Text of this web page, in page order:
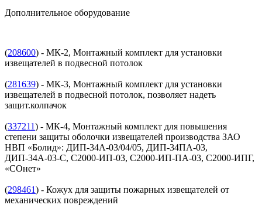
Дополнительное оборудование
(208600) - МК-2, Монтажный комплект для установки
извещателей в подвесной потолок
(281639) - МК-3, Монтажный комплект для установки
извещателей в подвесной потолок, позволяет надеть
защит.колпачок
(337211) - МК-4, Монтажный комплект для повышения
степени защиты оболочки извещателей производства ЗАО
НВП «Болид»: ДИП-34А-03/04/05, ДИП-34ПА-03,
ДИП-34А-03-C, С2000-ИП-03, С2000-ИП-ПА-03, С2000-ИПГ,
«СОнет»
(298461) - Кожух для защиты пожарных извещателей от
механических повреждений